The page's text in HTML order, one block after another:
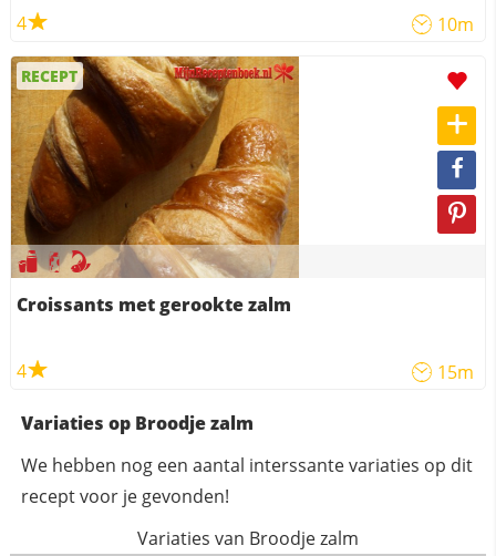
4
10m
RECEPT
Croissants met gerookte zalm
4 15m
Variaties op Broodje zalm
We hebben nog een aantal interssante variaties op dit
recept voor je gevonden!
Variaties van Broodje zalm